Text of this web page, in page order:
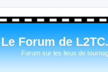
Le Forum de
Forum sur les lieux de